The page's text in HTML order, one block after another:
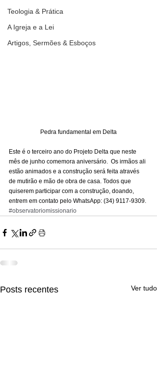
Teologia & Prática
A Igreja e a Lei
Artigos, Sermões & Esboços
Pedra fundamental em Delta
Este é o terceiro ano do Projeto Delta que neste
mês de junho comemora aniversário.  Os irmãos ali
estão animados e a construção será feita através
de mutirão e mão de obra de casa. Todos que
quiserem participar com a construção, doando,
entrem em contato pelo WhatsApp: (34) 9117-9309.
#observatoriomissionario
Posts recentes Ver tudo